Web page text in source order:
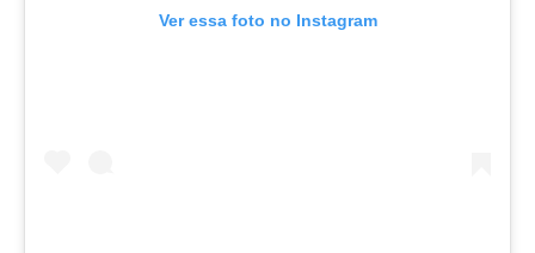
Ver essa foto no Instagram